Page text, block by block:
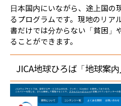
日本国内にいながら、途上国の
るプログラムです。現地のリア
書だけでは分からない「貧困」
ることができます。
JICA地球ひろば「地球案内